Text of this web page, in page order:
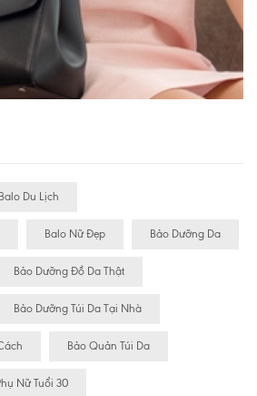
Balo Du Lịch
Balo Nữ Đẹp Bảo Dưỡng Da
Bảo Dưỡng Đồ Da Thật
Bảo Dưỡng Túi Da Tại Nhà
Bảo Quản Túi Da
Nữ Tuổi 30